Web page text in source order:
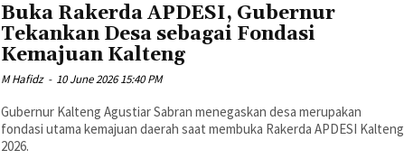
Buka Rakerda APDESI, Gubernur
Tekankan Desa sebagai Fondasi
Kemajuan Kalteng
M Hafidz - 10 June 2026 15:40 PM
Gubernur Kalteng Agustiar Sabran menegaskan desa merupakan
fondasi utama kemajuan daerah saat membuka Rakerda APDESI Kalteng
2026.